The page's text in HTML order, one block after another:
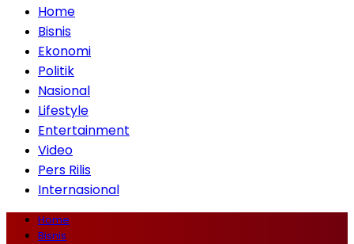
Home
Bisnis
Ekonomi
Politik
Nasional
Lifestyle
Entertainment
Video
Pers Rilis
Internasional
Home
Bisnis